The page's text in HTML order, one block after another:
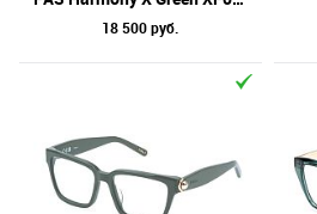
18 500 руб.